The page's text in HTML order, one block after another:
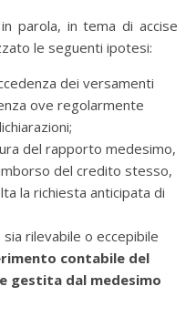
parola, in tema di accise
le seguenti ipotesi:
dei versamenti
ove regolarmente
del rapporto medesimo,
del credito stesso,
la richiesta anticipata di
sia rilevabile o eccepibile
contabile del
gestita dal medesimo